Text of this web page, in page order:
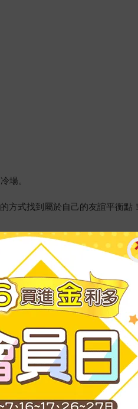
場。
方式找到屬於自己的友誼平衡點！
腦。